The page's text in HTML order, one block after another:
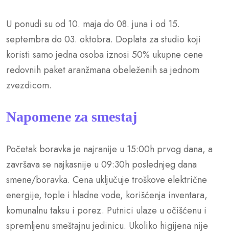
U ponudi su od 10. maja do 08. juna i od 15.
septembra do 03. oktobra. Doplata za studio koji
koristi samo jedna osoba iznosi 50% ukupne cene
redovnih paket aranžmana obeleženih sa jednom
zvezdicom.
Napomene za smestaj
Početak boravka je najranije u 15:00h prvog dana, a
završava se najkasnije u 09:30h poslednjeg dana
smene/boravka. Cena uključuje troškove električne
energije, tople i hladne vode, korišćenja inventara,
komunalnu taksu i porez. Putnici ulaze u očišćenu i
spremljenu smeštajnu jedinicu. Ukoliko higijena nije